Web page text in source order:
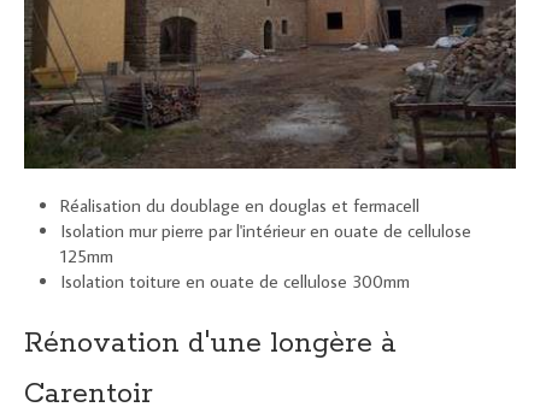
Réalisation du doublage en douglas et fermacell
Isolation mur pierre par l'intérieur en ouate de cellulose
125mm
Isolation toiture en ouate de cellulose 300mm
Rénovation d'une longère à
Carentoir